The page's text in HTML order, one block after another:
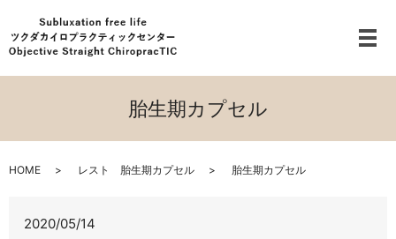
メ
胎生期カプセル
HOME レスト 胎生期カプセル 胎生期カプセル
2020/05/14